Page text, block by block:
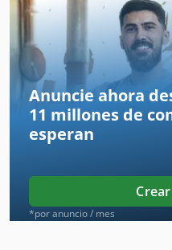
Engranaje De Máquinas
Envase De Ingrediente
Envases De Cartón
Envoltura De Brazo
Envolvedora De Película
Equilibrio De
Equipo De Extrusión
Anuncie ahora
11 millones de
esperan
*por anuncio / mes